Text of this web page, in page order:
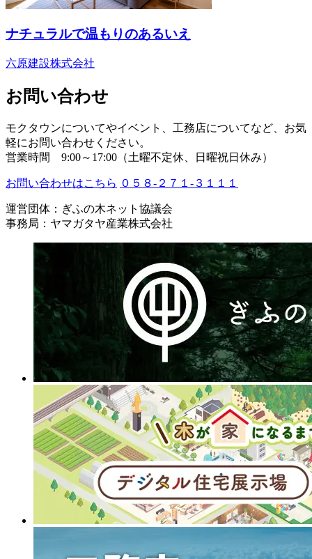
ナチュラルで温もりのあるいえ
六原建設株式会社
お問い合わせ
モクタウンについてやイベント、工務店についてなど、お気
軽にお問い合わせください。
営業時間 9:00～17:00（土曜不定休、日曜祝日休み）
お問い合わせはこちら ０５８-２７１-３１１１
運営団体：ぎふの木ネット協議会
事務局：ヤマガタヤ産業株式会社